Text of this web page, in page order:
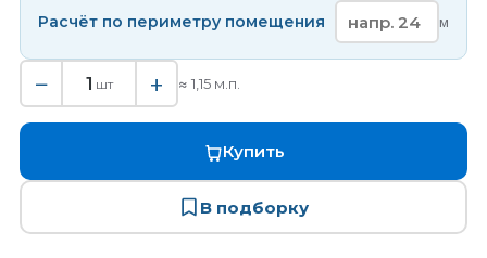
Расчёт по периметру помещения м
− 1 шт + ≈ 1,15 м.п.
Купить
В подборку